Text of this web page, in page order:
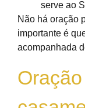
serve ao
Não há oração
importante é
acompanhada